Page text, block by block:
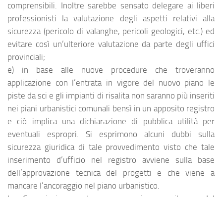
comprensibili. Inoltre sarebbe sensato delegare ai liberi
professionisti la valutazione degli aspetti relativi alla
sicurezza (pericolo di valanghe, pericoli geologici, etc.) ed
evitare così un’ulteriore valutazione da parte degli uffici
provinciali;
e) in base alle nuove procedure che troveranno
applicazione con l’entrata in vigore del nuovo piano le
piste da sci e gli impianti di risalita non saranno più inseriti
nei piani urbanistici comunali bensì in un apposito registro
e ciò implica una dichiarazione di pubblica utilità per
eventuali espropri. Si esprimono alcuni dubbi sulla
sicurezza giuridica di tale provvedimento visto che tale
inserimento d’ufficio nel registro avviene sulla base
dell’approvazione tecnica del progetti e che viene a
mancare l’ancoraggio nel piano urbanistico.